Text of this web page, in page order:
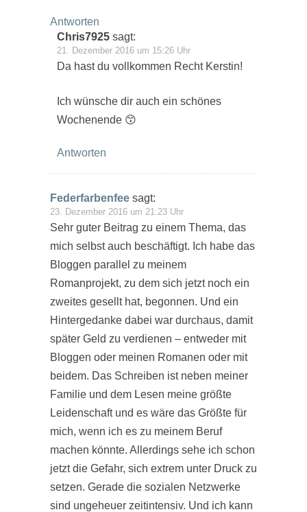
Antworten
Chris7925 sagt:
21. Dezember 2016 um 15:26 Uhr
Da hast du vollkommen Recht Kerstin!
Ich wünsche dir auch ein schönes
Wochenende 😙
Antworten
Federfarbenfee sagt:
23. Dezember 2016 um 21:23 Uhr
Sehr guter Beitrag zu einem Thema, das
mich selbst auch beschäftigt. Ich habe das
Bloggen parallel zu meinem
Romanprojekt, zu dem sich jetzt noch ein
zweites gesellt hat, begonnen. Und ein
Hintergedanke dabei war durchaus, damit
später Geld zu verdienen – entweder mit
Bloggen oder meinen Romanen oder mit
beidem. Das Schreiben ist neben meiner
Familie und dem Lesen meine größte
Leidenschaft und es wäre das Größte für
mich, wenn ich es zu meinem Beruf
machen könnte. Allerdings sehe ich schon
jetzt die Gefahr, sich extrem unter Druck zu
setzen. Gerade die sozialen Netzwerke
sind ungeheuer zeitintensiv. Und ich kann